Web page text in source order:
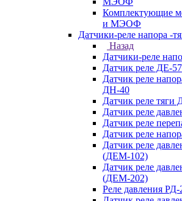
Комплектующие
и МЭОФ
Датчики-реле напора -
Назад
Датчики-реле
Датчик реле ДЕ-57
Датчик реле
ДН-40
Датчик реле тяги
Датчик реле
Датчик реле
Датчик реле
Датчик реле
(ДЕМ-102)
Датчик реле
(ДЕМ-202)
Реле давления